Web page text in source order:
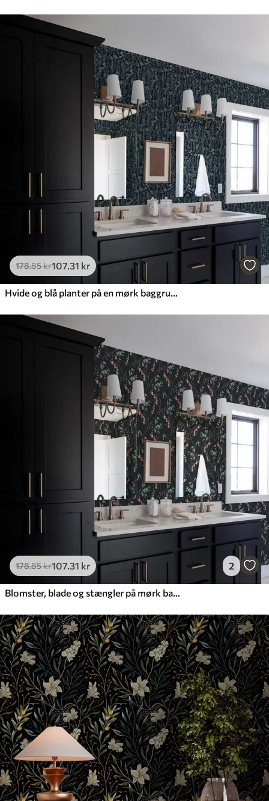
178.85kr107.31 kr
Hvide og blå planter på en mørk baggrund
178.85kr107.31 kr 2
Blomster, blade og stængler på mørk baggrund